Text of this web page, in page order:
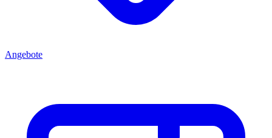
Angebote